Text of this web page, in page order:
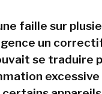
faille sur
un
se traduire